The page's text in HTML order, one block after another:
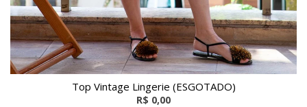
Top Vintage Lingerie (ESGOTADO)
R$ 0,00